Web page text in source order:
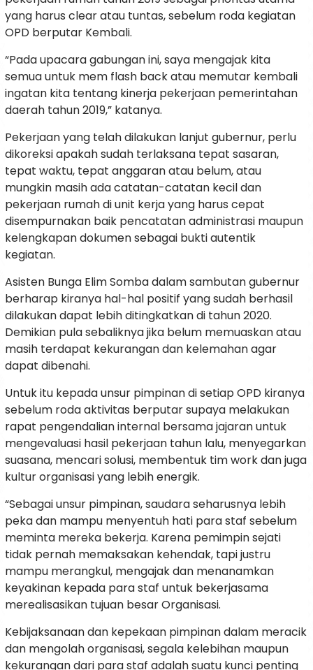
yang harus clear atau tuntas, sebelum roda kegiatan
OPD berputar Kembali.
“Pada upacara gabungan ini, saya mengajak kita
semua untuk mem flash back atau memutar kembali
ingatan kita tentang kinerja pekerjaan pemerintahan
daerah tahun 2019,” katanya.
Pekerjaan yang telah dilakukan lanjut gubernur, perlu
dikoreksi apakah sudah terlaksana tepat sasaran,
tepat waktu, tepat anggaran atau belum, atau
mungkin masih ada catatan-catatan kecil dan
pekerjaan rumah di unit kerja yang harus cepat
disempurnakan baik pencatatan administrasi maupun
kelengkapan dokumen sebagai bukti autentik
kegiatan.
Asisten Bunga Elim Somba dalam sambutan gubernur
berharap kiranya hal-hal positif yang sudah berhasil
dilakukan dapat lebih ditingkatkan di tahun 2020.
Demikian pula sebaliknya jika belum memuaskan atau
masih terdapat kekurangan dan kelemahan agar
dapat dibenahi.
Untuk itu kepada unsur pimpinan di setiap OPD kiranya
sebelum roda aktivitas berputar supaya melakukan
rapat pengendalian internal bersama jajaran untuk
mengevaluasi hasil pekerjaan tahun lalu, menyegarkan
suasana, mencari solusi, membentuk tim work dan juga
kultur organisasi yang lebih energik.
“Sebagai unsur pimpinan, saudara seharusnya lebih
peka dan mampu menyentuh hati para staf sebelum
meminta mereka bekerja. Karena pemimpin sejati
tidak pernah memaksakan kehendak, tapi justru
mampu merangkul, mengajak dan menanamkan
keyakinan kepada para staf untuk bekerjasama
merealisasikan tujuan besar Organisasi.
Kebijaksanaan dan kepekaan pimpinan dalam meracik
dan mengolah organisasi, segala kelebihan maupun
kekurangan dari para staf adalah suatu kunci penting